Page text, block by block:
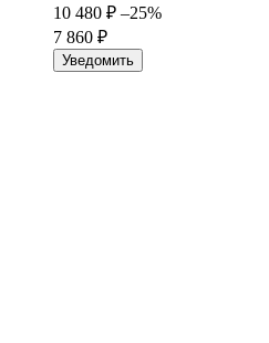
10 480 ₽ –25%
7 860 ₽
Уведомить